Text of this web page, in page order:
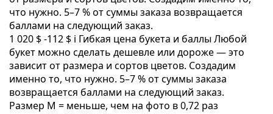
что нужно. 5–7 % от суммы заказа возвращается
баллами на следующий заказ.
1 020 $-112 $ i Гибкая цена букета и баллыЛюбой
букет можно сделать дешевле или дороже — это
зависит от размера и сортов цветов. Создадим
именно то, что нужно. 5–7 % от суммы заказа
возвращается баллами на следующий заказ.
Размер M = меньше, чем на фото в 0,72 раз